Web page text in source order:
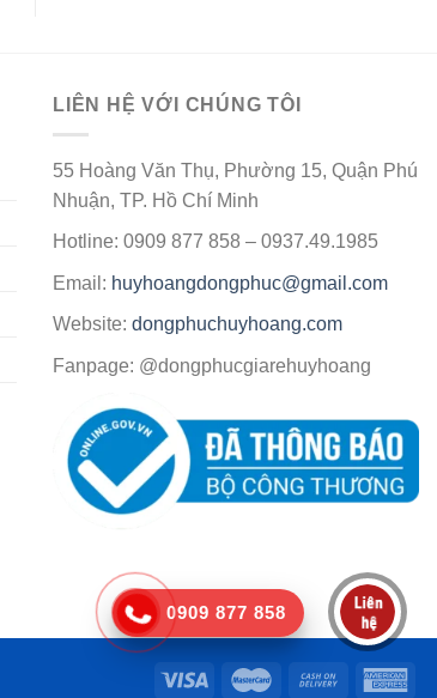
LIÊN HỆ VỚI CHÚNG TÔI
55 Hoàng Văn Thụ, Phường 15, Quận Phú
Nhuận, TP. Hồ Chí Minh
Hotline: 0909 877 858 – 0937.49.1985
Email: huyhoangdongphuc@gmail.com
Website: dongphuchuyhoang.com
Fanpage: @dongphucgiarehuyhoang
0909 877 858